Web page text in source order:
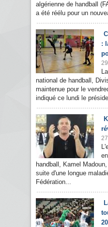
algérienne de handball
a été réélu pour un
:
national de handball,
maintenue pour le
indiqué ce lundi le
handball, Kamel
suite d'une longue
Fédération...